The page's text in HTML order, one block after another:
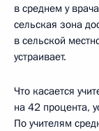
в среднем у
сельская зона
в сельской
устраивает.
Что касается
на 42 процента,
По учителям